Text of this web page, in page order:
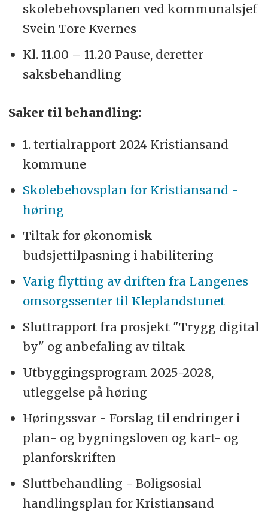
skolebehovsplanen ved kommunalsjef
Svein Tore Kvernes
Kl. 11.00 – 11.20 Pause, deretter
saksbehandling
Saker til behandling:
1. tertialrapport 2024 Kristiansand
kommune
Skolebehovsplan for Kristiansand -
høring
Tiltak for økonomisk
budsjettilpasning i habilitering
Varig flytting av driften fra Langenes
omsorgssenter til Kleplandstunet
Sluttrapport fra prosjekt "Trygg digital
by" og anbefaling av tiltak
Utbyggingsprogram 2025-2028,
utleggelse på høring
Høringssvar - Forslag til endringer i
plan- og bygningsloven og kart- og
planforskriften
Sluttbehandling - Boligsosial
handlingsplan for Kristiansand